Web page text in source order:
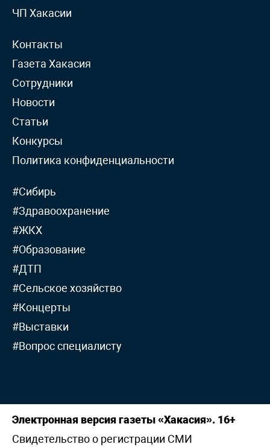
ЧП Хакасии
Контакты
Газета Хакасия
Сотрудники
Новости
Статьи
Конкурсы
Политика конфиденциальности
#Сибирь
#Здравоохранение
#ЖКХ
#Образование
#ДТП
#Сельское хозяйство
#Концерты
#Выставки
#Вопрос специалисту
Электронная версия газеты «Хакасия». 16+
Свидетельство о регистрации СМИ